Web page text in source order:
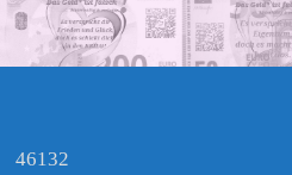
46132